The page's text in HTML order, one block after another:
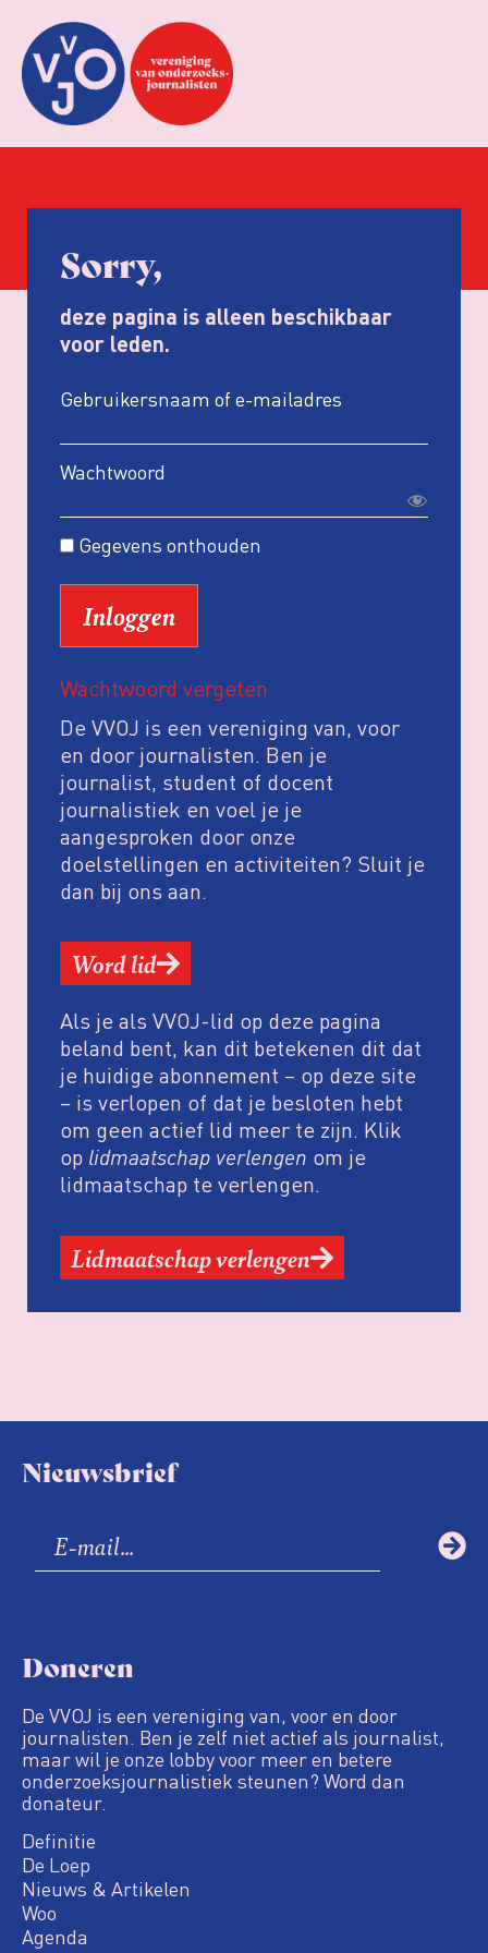
Sorry,
deze pagina is alleen beschikbaar
voor leden.
Gebruikersnaam of e-mailadres
Wachtwoord
Gegevens onthouden
Wachtwoord vergeten
De VVOJ is een vereniging van, voor
en door journalisten. Ben je
journalist, student of docent
journalistiek en voel je je
aangesproken door onze
doelstellingen en activiteiten? Sluit je
dan bij ons aan.
Word lid
Als je als VVOJ-lid op deze pagina
beland bent, kan dit betekenen dit dat
je huidige abonnement – op deze site
– is verlopen of dat je besloten hebt
om geen actief lid meer te zijn. Klik
op lidmaatschap verlengen om je
lidmaatschap te verlengen.
Lidmaatschap verlengen
Nieuwsbrief
Doneren
De VVOJ is een vereniging van, voor en door
journalisten. Ben je zelf niet actief als journalist,
maar wil je onze lobby voor meer en betere
onderzoeksjournalistiek steunen? Word dan
donateur.
Definitie
De Loep
Nieuws & Artikelen
Woo
Agenda